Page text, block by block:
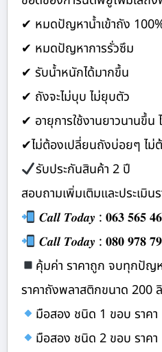
✔ หมดปัญหาน้ำเข้าถัง
✔ หมดปัญหาการรั่วซึม
✔ รับน้ำหนักได้มากขึ้น
✔ ถังจะไม่บุบ ไม่ยุบตัว
✔ อายุการใช้งานยาวนานขึ้น
✔ไม่ต้องเปลี่ยนถังบ่อยๆ ไม่
รับประกันสินค้า 2 ปี
สอบถามเพิ่มเติมและประเมินร
𝑪𝒂𝒍𝒍 𝑻𝒐𝒅𝒂𝒚 : 𝟎𝟔𝟑 𝟓𝟔𝟓
𝑪𝒂𝒍𝒍 𝑻𝒐𝒅𝒂𝒚 : 𝟎𝟖𝟎 𝟗𝟕𝟖
คุ้มค่า ราคาถูก จบทุกปัญ
ราคาถังพลาสติกขนาด 200
มือสอง ชนิด 1 ขอบ ราค
มือสอง ชนิด 2 ขอบ ราค